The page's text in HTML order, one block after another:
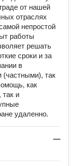
от нашей
отраслях
непростой
работы
решать
сроки и за
в
(частными), так
как
и
удаленно.
—